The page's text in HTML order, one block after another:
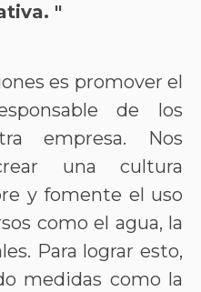
"
es promover el
de los
empresa. Nos
una cultura
y fomente el uso
como el agua, la
Para lograr esto,
medidas como la